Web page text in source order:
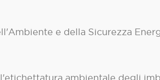
e della Sicurezza
ambientale degli